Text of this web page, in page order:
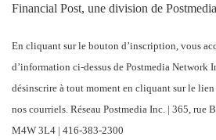
Financial Post, une division de
En cliquant sur le bouton d’inscription, vous
d’information ci-dessus de Postmedia Network
désinscrire à tout moment en cliquant sur le lien
nos courriels. Réseau Postmedia Inc. | 365, rue
M4W 3L4 | 416-383-2300